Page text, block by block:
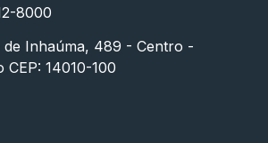
8000
de Inhaúma, 489 - Centro -
CEP: 14010-100